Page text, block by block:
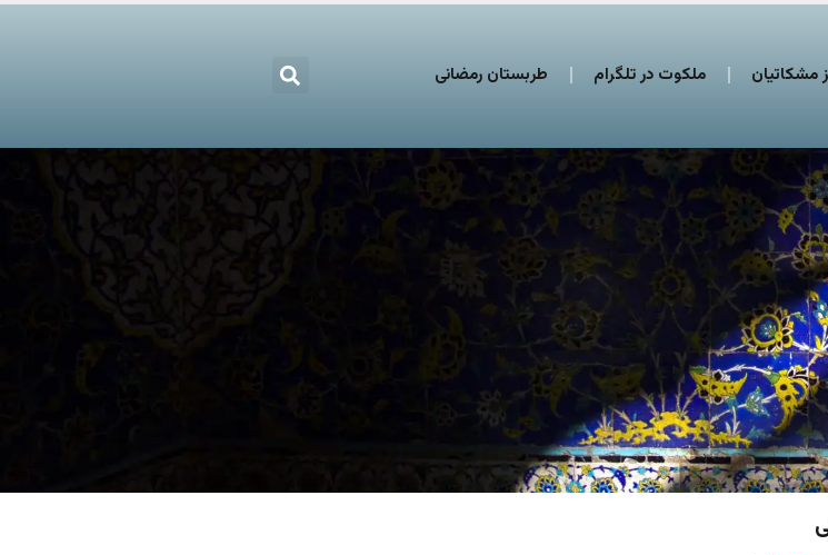
مشکاتیان ملکوت در تلگرام طربستان رمضانی